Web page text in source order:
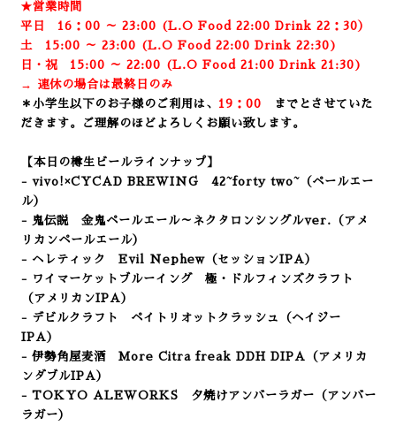
★営業時間
平日 16：00 ～ 23:00 (L.O Food 22:00 Drink 22：30）
土 15:00 ～ 23:00 (L.O Food 22:00 Drink 22:30)
日・祝 15:00 ～ 22:00 (L.O Food 21:00 Drink 21:30)
→ 連休の場合は最終日のみ
＊小学生以下のお子様のご利用は、 19：00
までとさせていた
だきます。ご理解のほどよろしくお願い致します。
【本日の樽生ビールラインナップ】
- vivo!×CYCAD BREWING 42~forty two~ （ペールエー
ル）
- 鬼伝説 金鬼ペールエール～ネクタロンシングルver.（アメ
リカンペールエール）
- ヘレティック Evil Nephew （セッションIPA）
- ワイマーケットブルーイング 極・ドルフィンズクラフト
（アメリカンIPA）
- デビルクラフト ペイトリオットクラッシュ（ヘイジー
IPA）
- 伊勢角屋麦酒 More Citra freak DDH DIPA（アメリカ
ンダブルIPA）
- TOKYO ALEWORKS 夕焼けアンバーラガー（アンバー
ラガー）